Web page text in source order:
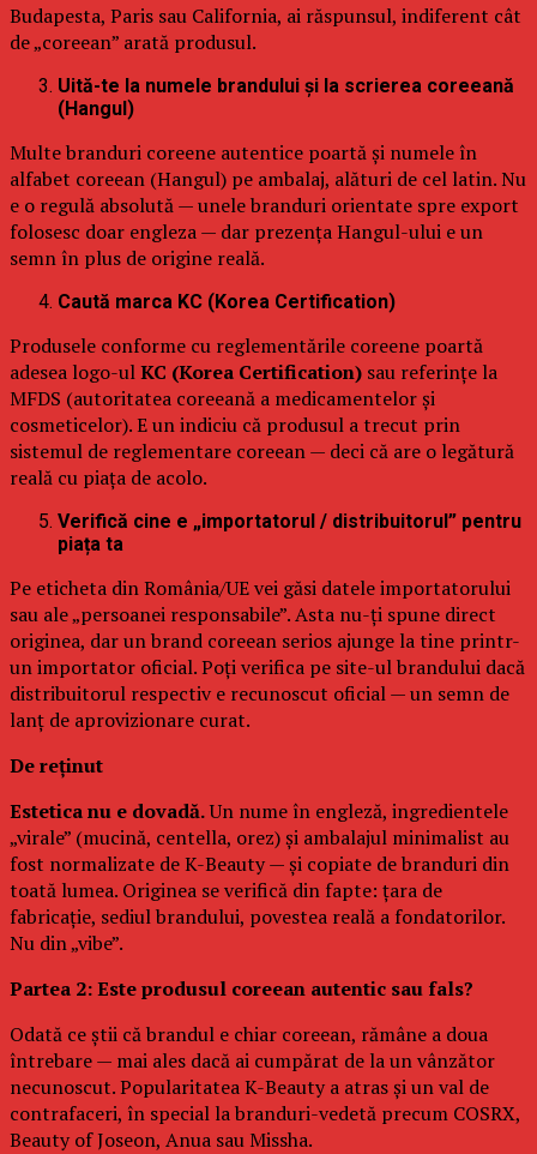
Budapesta, Paris sau California, ai răspunsul, indiferent cât
de „coreean” arată produsul.
Uită-te la numele brandului și la scrierea coreeană
(Hangul)
Multe branduri coreene autentice poartă și numele în
alfabet coreean (Hangul) pe ambalaj, alături de cel latin. Nu
e o regulă absolută — unele branduri orientate spre export
folosesc doar engleza — dar prezența Hangul-ului e un
semn în plus de origine reală.
Caută marca KC (Korea Certification)
Produsele conforme cu reglementările coreene poartă
adesea logo-ulKC (Korea Certification) sau referințe la
MFDS (autoritatea coreeană a medicamentelor și
cosmeticelor). E un indiciu că produsul a trecut prin
sistemul de reglementare coreean — deci că are o legătură
reală cu piața de acolo.
Verifică cine e „importatorul / distribuitorul” pentru
piața ta
Pe eticheta din România/UE vei găsi datele importatorului
sau ale „persoanei responsabile”. Asta nu-ți spune direct
originea, dar un brand coreean serios ajunge la tine printr-
un importator oficial. Poți verifica pe site-ul brandului dacă
distribuitorul respectiv e recunoscut oficial — un semn de
lanț de aprovizionare curat.
De reținut
Estetica nu e dovadă.Un nume în engleză, ingredientele
„virale” (mucină, centella, orez) și ambalajul minimalist au
fost normalizate de K-Beauty — și copiate de branduri din
toată lumea. Originea se verifică din fapte: țara de
fabricație, sediul brandului, povestea reală a fondatorilor.
Nu din „vibe”.
Partea 2: Este produsul coreean autentic sau fals?
Odată ce știi că brandul e chiar coreean, rămâne a doua
întrebare — mai ales dacă ai cumpărat de la un vânzător
necunoscut. Popularitatea K-Beauty a atras și un val de
contrafaceri, în special la branduri-vedetă precum COSRX,
Beauty of Joseon, Anua sau Missha.